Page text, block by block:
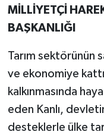
MİLLİYETÇİ
BAŞKANLIĞI
Tarım sektörünün
ve ekonomiye
kalkınmasında
eden Kanlı,
desteklerle ülke